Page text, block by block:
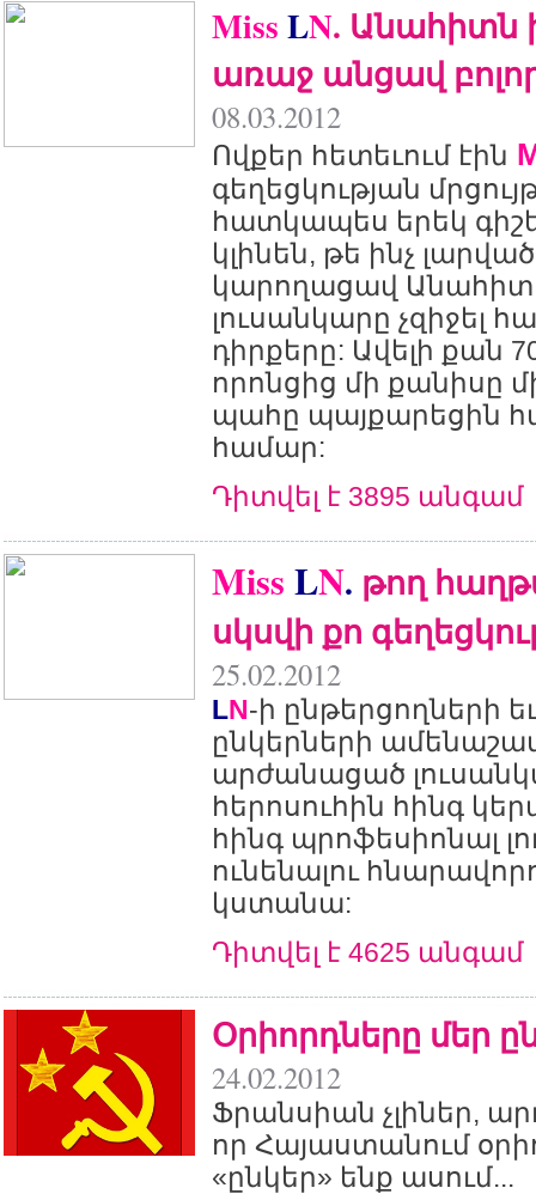
Miss LN. Անահիտն
առաջ անցավ
08.03.2012
Ովքեր հետեւում էին
գեղեցկության
հատկապես երեկ
կլինեն, թե ինչ
կարողացավ Անահիտ
լուսանկարը չզիջել
դիրքերը: Ավելի քան
որոնցից մի քանիսը
պահը պայքարեցին
համար:
Դիտվել է 3895 անգամ
Miss LN. թող
սկսվի քո
25.02.2012
LN-ի ընթերցողների
ընկերների
արժանացած
հերոսուհին հինգ
հինգ պրոֆեսիոնալ
ունենալու
կստանա:
Դիտվել է 4625 անգամ
Օրիորդները մեր
24.02.2012
Ֆրանսիան չլիներ,
որ Հայաստանում
«ընկեր» ենք ասում...